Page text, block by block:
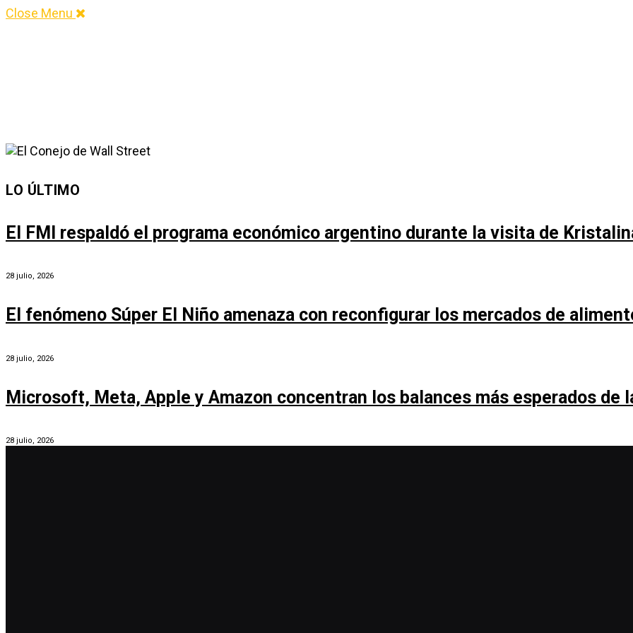
Close Menu
LO ÚLTIMO
El FMI respaldó el programa económico argentino durante la visita de
28 julio, 2026
El fenómeno Súper El Niño amenaza con reconfigurar los mercados de
28 julio, 2026
Microsoft, Meta, Apple y Amazon concentran los balances más esperados de
28 julio, 2026